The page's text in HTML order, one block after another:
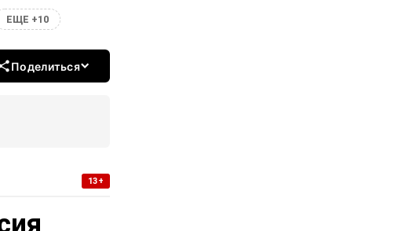
ЕЩЕ +10
Поделиться
13+